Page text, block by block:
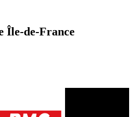
Île-de-France